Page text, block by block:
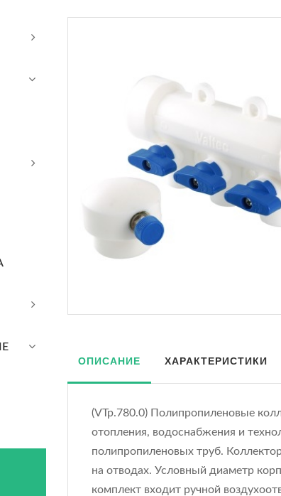
ОПИСАНИЕ ХАРАКТЕРИСТИКИ
(VTp.780.0) Полипропиленовые
отопления, водоснабжения и
полипропиленовых труб.
на отводах. Условный диаметр
комплект входит ручной